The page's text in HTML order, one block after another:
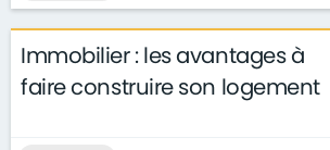
Immobilier : les avantages à
faire construire son logement